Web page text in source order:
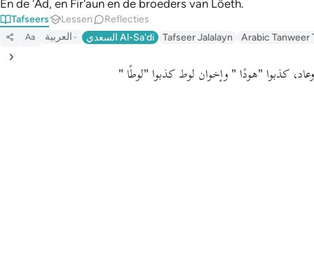
En de 'Ad, en Fir'aun en de broeders van Lôeth.
Tafseers Lessen Reflecties
Aa العربية السعدي Al-Sa'di Tafseer Jalalayn Arabic Tanweer
وعاد، كذبوا "هودًا " وإخوان لوط كذبوا "لوطًا "